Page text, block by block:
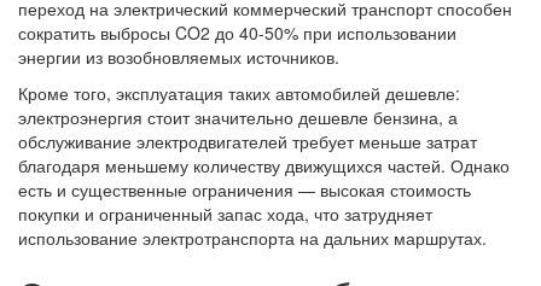
переход на электрический коммерческий транспорт способен
сократить выбросы CO2 до 40-50% при использовании
энергии из возобновляемых источников.
Кроме того, эксплуатация таких автомобилей дешевле:
электроэнергия стоит значительно дешевле бензина, а
обслуживание электродвигателей требует меньше затрат
благодаря меньшему количеству движущихся частей. Однако
есть и существенные ограничения — высокая стоимость
покупки и ограниченный запас хода, что затрудняет
использование электротранспорта на дальних маршрутах.